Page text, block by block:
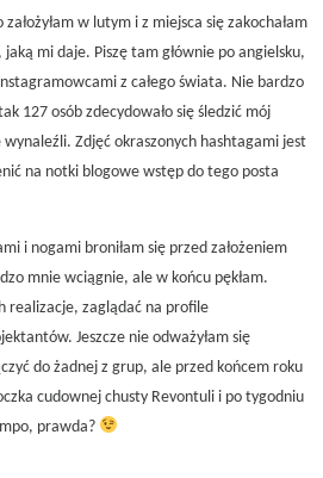
w lutym i z miejsca się zakochałam
mi daje. Piszę tam głównie po angielsku,
z całego świata. Nie bardzo
127 osób zdecydowało się śledzić mój
Zdjęć okraszonych hashtagami jest
na notki blogowe wstęp do tego posta
i nogami broniłam się przed założeniem
mnie wciągnie, ale w końcu pękłam.
realizacje, zaglądać na profile
Jeszcze nie odważyłam się
do żadnej z grup, ale przed końcem roku
cudownej chusty Revontuli i po tygodniu
prawda?